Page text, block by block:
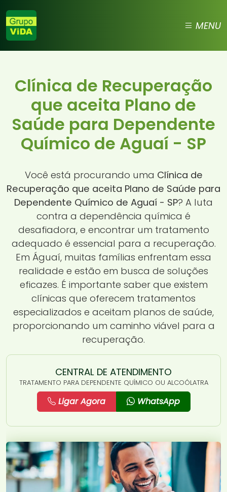
MENU
Clínica de Recuperação
que aceita Plano de
Saúde para Dependente
Químico de Aguaí - SP
Você está procurando uma Clínica de
Recuperação que aceita Plano de Saúde para
Dependente Químico de Aguaí - SP? A luta
contra a dependência química é
desafiadora, e encontrar um tratamento
adequado é essencial para a recuperação.
Em Águaí, muitas famílias enfrentam essa
realidade e estão em busca de soluções
eficazes. É importante saber que existem
clínicas que oferecem tratamentos
especializados e aceitam planos de saúde,
proporcionando um caminho viável para a
recuperação.
CENTRAL DE ATENDIMENTO
TRATAMENTO PARA DEPENDENTE QUÍMICO OU ALCOÓLATRA
Ligar Agora WhatsApp